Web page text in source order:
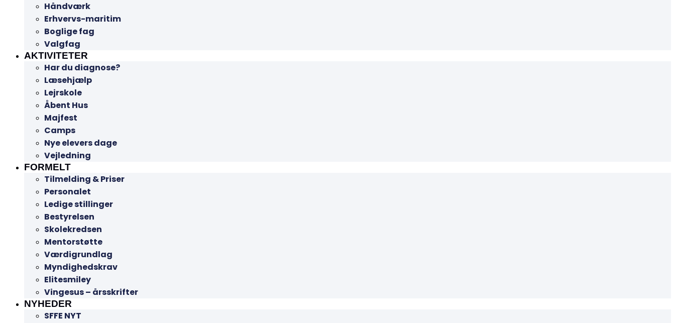
Håndværk
Erhvervs-maritim
Boglige fag
Valgfag
AKTIVITETER
Har du diagnose?
Læsehjælp
Lejrskole
Åbent Hus
Majfest
Camps
Nye elevers dage
Vejledning
FORMELT
Tilmelding & Priser
Personalet
Ledige stillinger
Bestyrelsen
Skolekredsen
Mentorstøtte
Værdigrundlag
Myndighedskrav
Elitesmiley
Vingesus – årsskrifter
NYHEDER
SFFE NYT